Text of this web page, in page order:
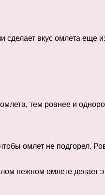
сделает вкус омлета еще
тем ровнее и
омлет не подгорел.
нежном омлете делает